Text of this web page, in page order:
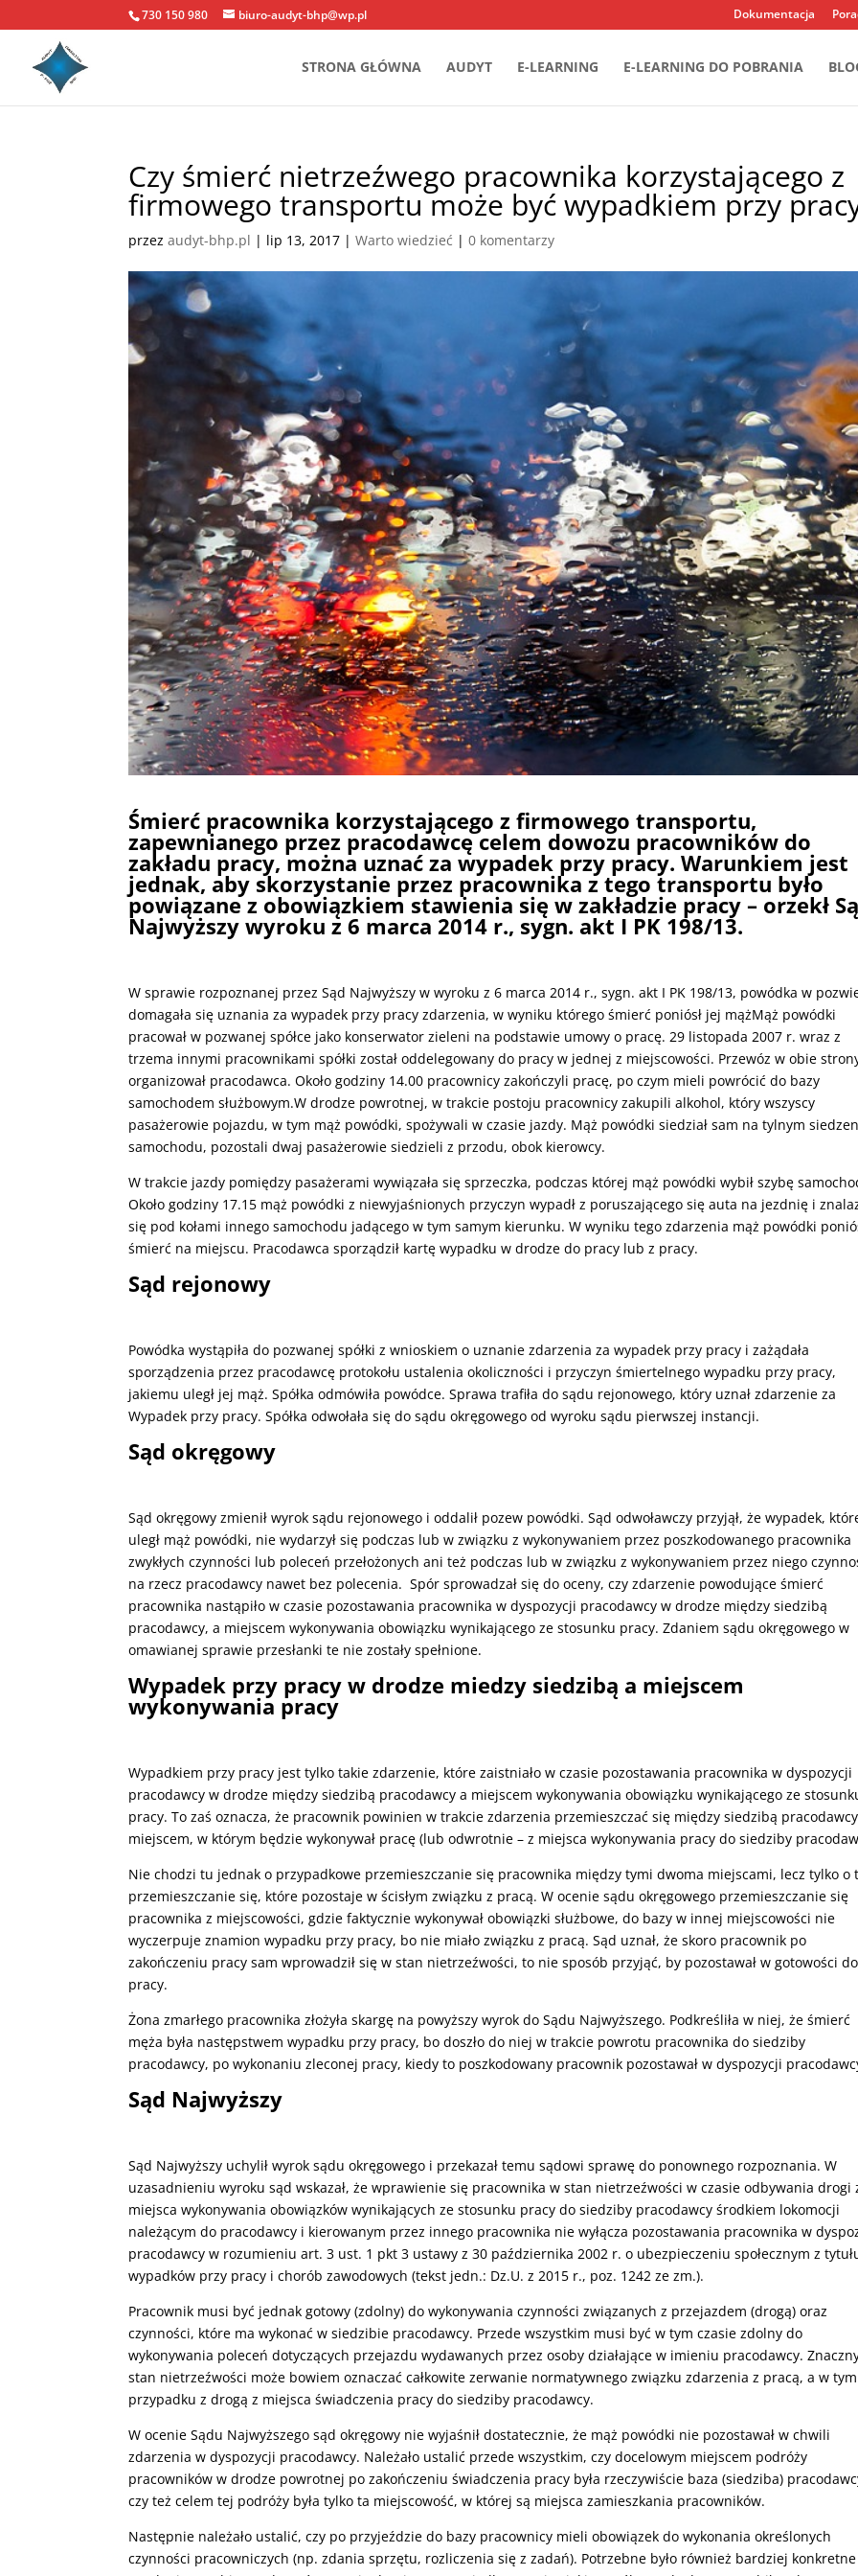
730 150 980 biuro-audyt-bhp@wp.pl Dokumentacja
STRONA GŁÓWNA AUDYT E-LEARNING E-LEARNING DO POBRANIA
Czy śmierć nietrzeźwego pracownika korzystającego z
firmowego transportu może być wypadkiem przy
przezaudyt-bhp.pl | lip 13, 2017 |Warto wiedzieć |0 komentarzy
Śmierć pracownika korzystającego z firmowego transportu,
zapewnianego przez pracodawcę celem dowozu pracowników do
zakładu pracy, można uznać za wypadek przy pracy. Warunkiem jest
jednak, aby skorzystanie przez pracownika z tego transportu było
powiązane z obowiązkiem stawienia się w zakładzie pracy – orzekł
Najwyższy wyroku z 6 marca 2014 r., sygn. akt I PK 198/13.
W sprawie rozpoznanej przez Sąd Najwyższy w wyroku z 6 marca 2014 r., sygn. akt I PK 198/13, powódka w
domagała się uznania za wypadek przy pracy zdarzenia, w wyniku którego śmierć poniósł jej mążMąż powódki
pracował w pozwanej spółce jako konserwator zieleni na podstawie umowy o pracę. 29 listopada 2007 r. wraz z
trzema innymi pracownikami spółki został oddelegowany do pracy w jednej z miejscowości. Przewóz w obie
organizował pracodawca. Około godziny 14.00 pracownicy zakończyli pracę, po czym mieli powrócić do bazy
samochodem służbowym.W drodze powrotnej, w trakcie postoju pracownicy zakupili alkohol, który wszyscy
pasażerowie pojazdu, w tym mąż powódki, spożywali w czasie jazdy. Mąż powódki siedział sam na tylnym
samochodu, pozostali dwaj pasażerowie siedzieli z przodu, obok kierowcy.
W trakcie jazdy pomiędzy pasażerami wywiązała się sprzeczka, podczas której mąż powódki wybił szybę
Około godziny 17.15 mąż powódki z niewyjaśnionych przyczyn wypadł z poruszającego się auta na jezdnię i
się pod kołami innego samochodu jadącego w tym samym kierunku. W wyniku tego zdarzenia mąż powódki
śmierć na miejscu. Pracodawca sporządził kartę wypadku w drodze do pracy lub z pracy.
Sąd rejonowy
Powódka wystąpiła do pozwanej spółki z wnioskiem o uznanie zdarzenia za wypadek przy pracy i zażądała
sporządzenia przez pracodawcę protokołu ustalenia okoliczności i przyczyn śmiertelnego wypadku przy pracy,
jakiemu uległ jej mąż. Spółka odmówiła powódce. Sprawa trafiła do sądu rejonowego, który uznał zdarzenie za
Wypadek przy pracy. Spółka odwołała się do sądu okręgowego od wyroku sądu pierwszej instancji.
Sąd okręgowy
Sąd okręgowy zmienił wyrok sądu rejonowego i oddalił pozew powódki. Sąd odwoławczy przyjął, że wypadek,
uległ mąż powódki, nie wydarzył się podczas lub w związku z wykonywaniem przez poszkodowanego pracownika
zwykłych czynności lub poleceń przełożonych ani też podczas lub w związku z wykonywaniem przez niego
na rzecz pracodawcy nawet bez polecenia. Spór sprowadzał się do oceny, czy zdarzenie powodujące śmierć
pracownika nastąpiło w czasie pozostawania pracownika w dyspozycji pracodawcy w drodze między siedzibą
pracodawcy, a miejscem wykonywania obowiązku wynikającego ze stosunku pracy. Zdaniem sądu okręgowego w
omawianej sprawie przesłanki te nie zostały spełnione.
Wypadek przy pracy w drodze miedzy siedzibą a miejscem
wykonywania pracy
Wypadkiem przy pracy jest tylko takie zdarzenie, które zaistniało w czasie pozostawania pracownika w dyspozycji
pracodawcy w drodze między siedzibą pracodawcy a miejscem wykonywania obowiązku wynikającego ze
pracy. To zaś oznacza, że pracownik powinien w trakcie zdarzenia przemieszczać się między siedzibą
miejscem, w którym będzie wykonywał pracę (lub odwrotnie – z miejsca wykonywania pracy do siedziby
Nie chodzi tu jednak o przypadkowe przemieszczanie się pracownika między tymi dwoma miejscami, lecz tylko o
przemieszczanie się, które pozostaje w ścisłym związku z pracą. W ocenie sądu okręgowego przemieszczanie się
pracownika z miejscowości, gdzie faktycznie wykonywał obowiązki służbowe, do bazy w innej miejscowości nie
wyczerpuje znamion wypadku przy pracy, bo nie miało związku z pracą. Sąd uznał, że skoro pracownik po
zakończeniu pracy sam wprowadził się w stan nietrzeźwości, to nie sposób przyjąć, by pozostawał w gotowości do
pracy.
Żona zmarłego pracownika złożyła skargę na powyższy wyrok do Sądu Najwyższego. Podkreśliła w niej, że śmierć
męża była następstwem wypadku przy pracy, bo doszło do niej w trakcie powrotu pracownika do siedziby
pracodawcy, po wykonaniu zleconej pracy, kiedy to poszkodowany pracownik pozostawał w dyspozycji
Sąd Najwyższy
Sąd Najwyższy uchylił wyrok sądu okręgowego i przekazał temu sądowi sprawę do ponownego rozpoznania. W
uzasadnieniu wyroku sąd wskazał, że wprawienie się pracownika w stan nietrzeźwości w czasie odbywania drogi
miejsca wykonywania obowiązków wynikających ze stosunku pracy do siedziby pracodawcy środkiem lokomocji
należącym do pracodawcy i kierowanym przez innego pracownika nie wyłącza pozostawania pracownika w
pracodawcy w rozumieniu art. 3 ust. 1 pkt 3 ustawy z 30 października 2002 r. o ubezpieczeniu społecznym z
wypadków przy pracy i chorób zawodowych (tekst jedn.: Dz.U. z 2015 r., poz. 1242 ze zm.).
Pracownik musi być jednak gotowy (zdolny) do wykonywania czynności związanych z przejazdem (drogą) oraz
czynności, które ma wykonać w siedzibie pracodawcy. Przede wszystkim musi być w tym czasie zdolny do
wykonywania poleceń dotyczących przejazdu wydawanych przez osoby działające w imieniu pracodawcy.
stan nietrzeźwości może bowiem oznaczać całkowite zerwanie normatywnego związku zdarzenia z pracą, a w tym
przypadku z drogą z miejsca świadczenia pracy do siedziby pracodawcy.
W ocenie Sądu Najwyższego sąd okręgowy nie wyjaśnił dostatecznie, że mąż powódki nie pozostawał w chwili
zdarzenia w dyspozycji pracodawcy. Należało ustalić przede wszystkim, czy docelowym miejscem podróży
pracowników w drodze powrotnej po zakończeniu świadczenia pracy była rzeczywiście baza (siedziba)
czy też celem tej podróży była tylko ta miejscowość, w której są miejsca zamieszkania pracowników.
Następnie należało ustalić, czy po przyjeździe do bazy pracownicy mieli obowiązek do wykonania określonych
czynności pracowniczych (np. zdania sprzętu, rozliczenia się z zadań). Potrzebne było również bardziej konkretne